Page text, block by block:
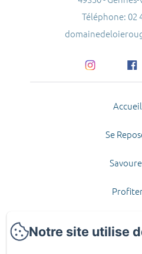
Téléphone: 02
Accueil
Se
Notre site utilise